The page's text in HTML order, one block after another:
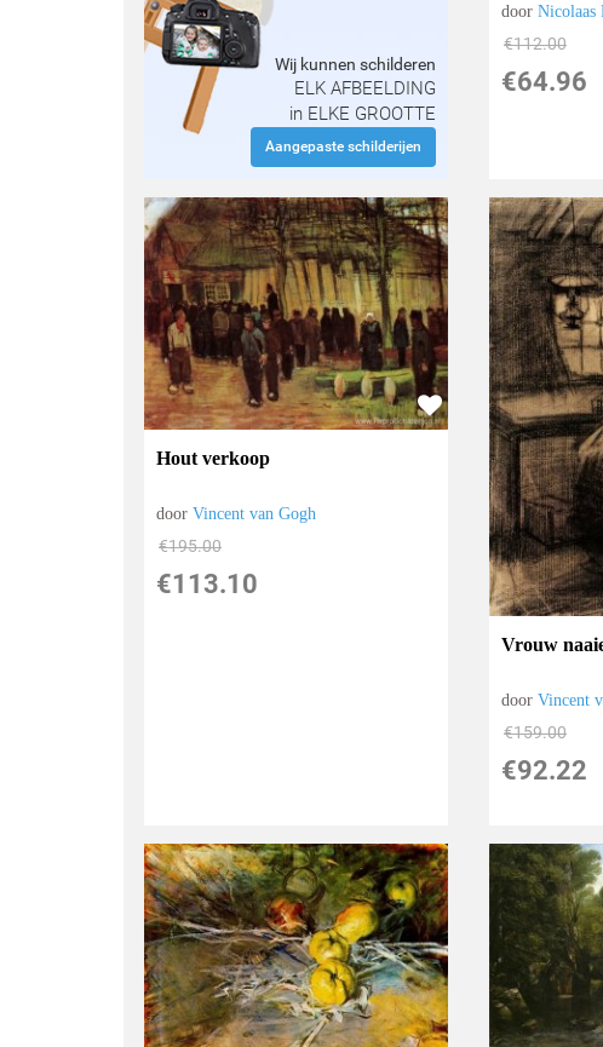
Wij kunnen schilderen
ELK AFBEELDING
in ELKE GROOTTE
Aangepaste schilderijen
doorNicolaas
€112.00
€64.96
Hout verkoop
doorVincent van Gogh
€195.00
€113.10
Vrouw
doorVincent
€159.00
€92.22